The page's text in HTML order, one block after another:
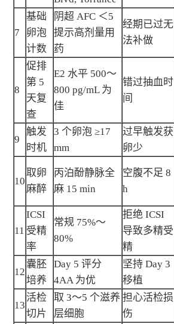
7
基础
卵泡
计数
阴超 AFC ＜5
提示高剂量用
药
经期已过无
法补做
8
促排
第 5
天复
查
E2 水平 500～
800 pg/mL 为
佳
错过抽血时
间
9
触发
时机
3 个卵泡 ≥17
mm
过早触发获
卵少
10
取卵
麻醉
丙泊酚静脉全
麻 15 min
空腹不足 8
h
11
ICSI
受精
率
常规 75%～
80%
拒绝 ICSI
导致多精受
精
12
囊胚
培养
Day 5 评分
4AA 为优
坚持 Day 3
移植
13
活检
切片
取 3～5 个滋养
层细胞
担心活检损
伤